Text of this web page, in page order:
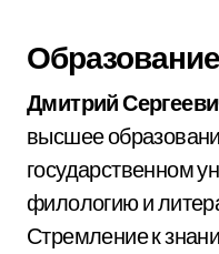
Дмитрий
высшее
государственном
филологию и
Стремление к